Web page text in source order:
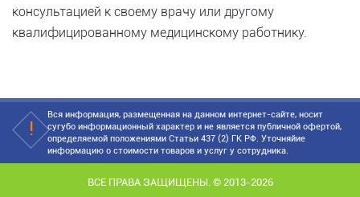
консультацией к своему врачу или другому
квалифицированному медицинскому работнику.
Вся информация, размещенная на данном интернет-сайте, носит
сугубо информационный характер и не является публичной офертой,
определяемой положениями Статьи 437 (2) ГК РФ. Уточняйие
информацию о стоимости товаров и услуг у сотрудника.
ВСЕ ПРАВА ЗАЩИЩЕНЫ. © 2013-2026